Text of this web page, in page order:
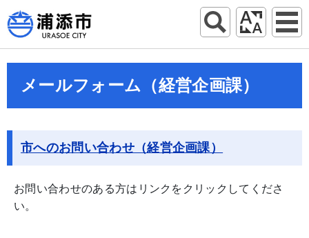
メールフォーム（経営企画課）
市へのお問い合わせ（経営企画課）
お問い合わせのある方はリンクをクリックしてくださ
い。